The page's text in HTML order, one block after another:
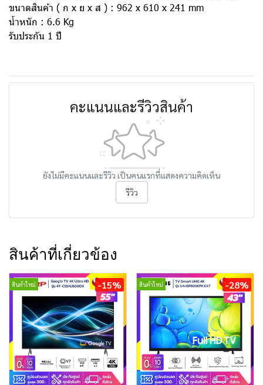
ขนาดสินค้า ( ก x ย x ส ) : 962 x 610 x 241 mm
นํ้าหนัก : 6.6 Kg
รับประกัน 1 ปี
คะแนนและรีวิวสินค้า
ยังไม่มีคะแนนและรีวิว เป็นคนแรกที่แสดงความคิดเห็น
รีวิว
สินค้าที่เกี่ยวข้อง
สินค้าใหม่ -15% สินค้าใหม่ -28%